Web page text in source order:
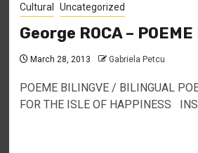
Cultural Uncategorized
George ROCA –
March 28, 2013 Gabriela Petcu
POEME BILINGVE / BILINGUAL
FOR THE ISLE OF HAPPINESS